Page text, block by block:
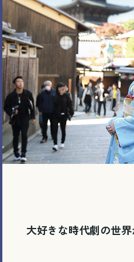
大好きな時代劇の世